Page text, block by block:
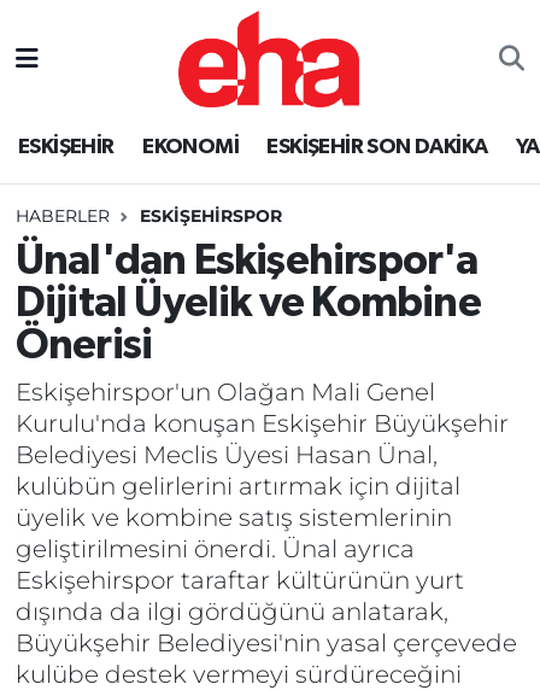
ESKİŞEHİR EKONOMİ ESKİŞEHİR SON DAKİKA
HABERLER ESKİŞEHİRSPOR
Ünal'dan Eskişehirspor'a
Dijital Üyelik ve Kombine
Önerisi
Eskişehirspor'un Olağan Mali Genel
Kurulu'nda konuşan Eskişehir Büyükşehir
Belediyesi Meclis Üyesi Hasan Ünal,
kulübün gelirlerini artırmak için dijital
üyelik ve kombine satış sistemlerinin
geliştirilmesini önerdi. Ünal ayrıca
Eskişehirspor taraftar kültürünün yurt
dışında da ilgi gördüğünü anlatarak,
Büyükşehir Belediyesi'nin yasal çerçevede
kulübe destek vermeyi sürdüreceğini